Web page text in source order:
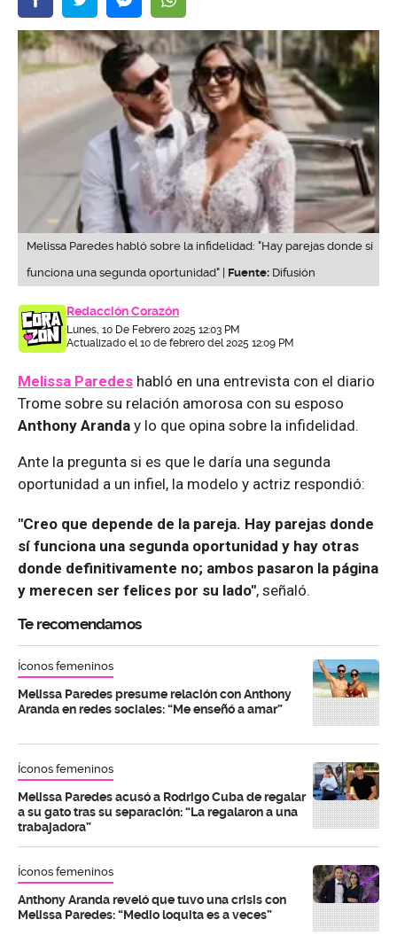
Melissa Paredes habló sobre la infidelidad: "Hay parejas donde sí
funciona una segunda oportunidad" | Fuente: Difusión
Redacción Corazón
Lunes, 10 De Febrero 2025 12:03 PM
Actualizado el 10 de febrero del 2025 12:09 PM
Melissa Paredes habló en una entrevista con el diario
Trome sobre su relación amorosa con su esposo
Anthony Aranda y lo que opina sobre la infidelidad.
Ante la pregunta si es que le daría una segunda
oportunidad a un infiel, la modelo y actriz respondió:
"Creo que depende de la pareja. Hay parejas donde
sí funciona una segunda oportunidad y hay otras
donde definitivamente no; ambos pasaron la página
y merecen ser felices por su lado", señaló.
Te recomendamos
Íconos femeninos
Melissa Paredes presume relación con Anthony
Aranda en redes sociales: “Me enseñó a amar”
Íconos femeninos
Melissa Paredes acusó a Rodrigo Cuba de regalar
a su gato tras su separación: “La regalaron a una
trabajadora”
Íconos femeninos
Anthony Aranda reveló que tuvo una crisis con
Melissa Paredes: “Medio loquita es a veces”